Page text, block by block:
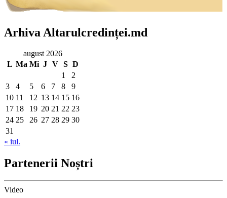
Arhiva Altarulcredinței.md
august 2026
L Ma Mi J V S D
1
2
3
4 5 6 7 8
9
10 11 12 13 14 15 16
17 18 19 20 21 22 23
24 25 26 27 28 29 30
31
« iul.
Partenerii Noștri
Video